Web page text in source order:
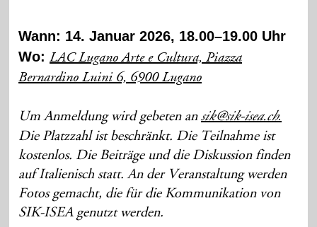
Wann: 14. Januar 2026, 18.00–19.00 Uhr
Wo: LAC Lugano Arte e Cultura, Piazza
Bernardino Luini 6, 6900 Lugano
Um Anmeldung wird gebeten ansik@sik-isea.ch.
Die Platzzahl ist beschränkt. Die Teilnahme ist
kostenlos. Die Beiträge und die Diskussion finden
auf Italienisch statt. An der Veranstaltung werden
Fotos gemacht, die für die Kommunikation von
SIK-ISEA genutzt werden.